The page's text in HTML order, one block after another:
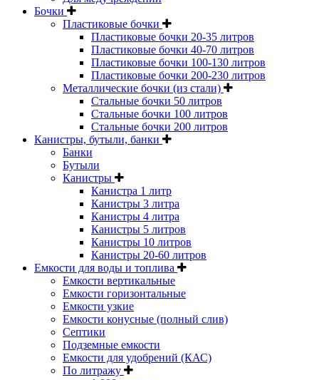
Бочки
Пластиковые бочки
Пластиковые бочки 20-35 литров
Пластиковые бочки 40-70 литров
Пластиковые бочки 100-130 литров
Пластиковые бочки 200-230 литров
Металлические бочки (из стали)
Стальные бочки 50 литров
Стальные бочки 100 литров
Стальные бочки 200 литров
Канистры, бутыли, банки
Банки
Бутыли
Канистры
Канистра 1 литр
Канистры 3 литра
Канистры 4 литра
Канистры 5 литров
Канистры 10 литров
Канистры 20-60 литров
Емкости для воды и топлива
Емкости вертикальные
Емкости горизонтальные
Емкости узкие
Емкости конусные (полный слив)
Септики
Подземные емкости
Емкости для удобрений (КАС)
По литражу